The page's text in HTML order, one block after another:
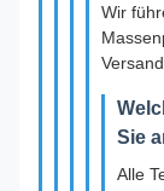
Wir
Sie
Alle